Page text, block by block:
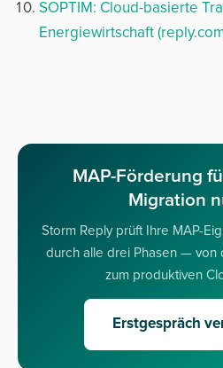
SOPTIM: Cloud-basierte
Energiewirtschaft
MAP-Förderung
Migration
Storm Reply prüft Ihre MAP-
durch alle drei Phasen — von
zum produktiven
Erstgespräch